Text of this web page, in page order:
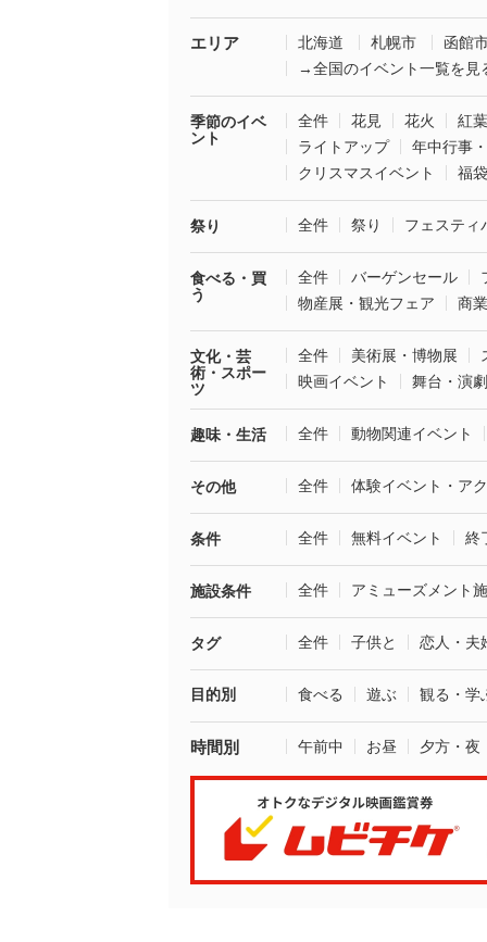
エリア 北海道 札幌市
函館
→全国のイベント一覧を見
季節のイベ
ント
全件 花見 花火
紅葉
ライトアップ
年中行事
クリスマスイベント
福
祭り 全件 祭り フェスティ
食べる・買
う
全件 バーゲンセール
物産展・観光フェア
商
文化・芸
術・スポー
ツ
全件 美術展・博物展
映画イベント
舞台・演劇
趣味・生活 全件 動物関連イベント
その他 全件 体験イベント・ア
条件 全件 無料イベント 終
施設条件 全件 アミューズメント
タグ 全件 子供と 恋人・夫
目的別 食べる 遊ぶ 観る・学
時間別 午前中 お昼 夕方・夜